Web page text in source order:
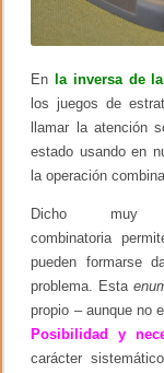
i
o
r
i
En la inversa de
los juegos de
llamar la atención
estado usando en
la operación
Dicho muy
combinatoria
pueden formarse
problema. Esta
propio – aunque no
Posibilidad y
carácter